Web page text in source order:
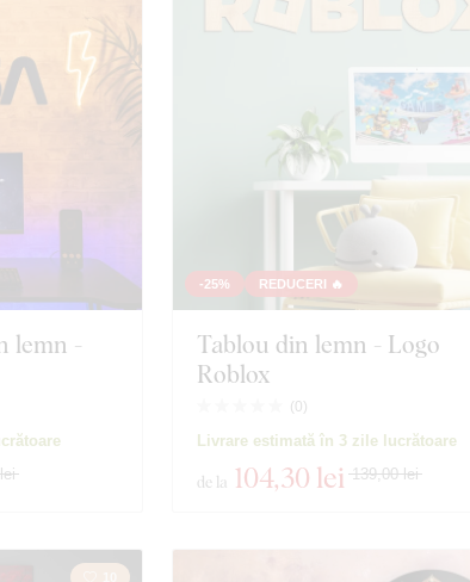
lemn -
-25% REDUCERI 🔥
Tablou din lemn - Logo
Roblox
( 0)
Livrare estimată în 3 zile lucrătoare
de la 104,30 lei 139,00 lei